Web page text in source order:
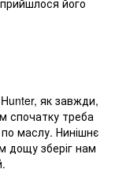
його
як завжди,
спочатку треба
маслу. Нинішнє
дощу зберіг нам